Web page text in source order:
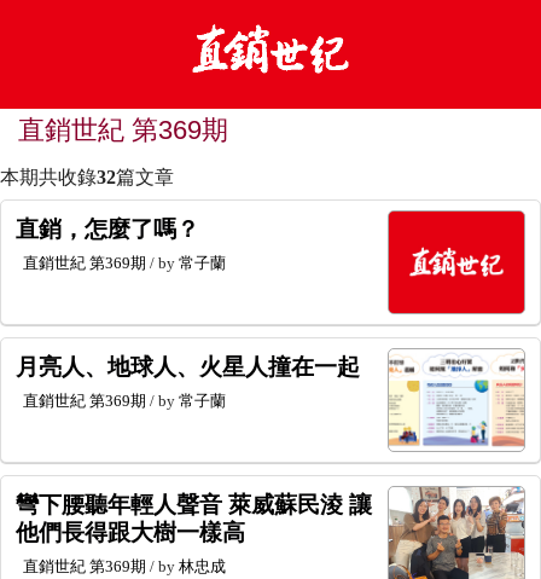
直銷世紀 第369期
本期共收錄32篇文章
直銷，怎麼了嗎？
直銷世紀 第369期 / by 常子蘭
月亮人、地球人、火星人撞在一起
直銷世紀 第369期 / by 常子蘭
彎下腰聽年輕人聲音 萊威蘇民淩 讓
他們長得跟大樹一樣高
直銷世紀 第369期 / by 林忠成